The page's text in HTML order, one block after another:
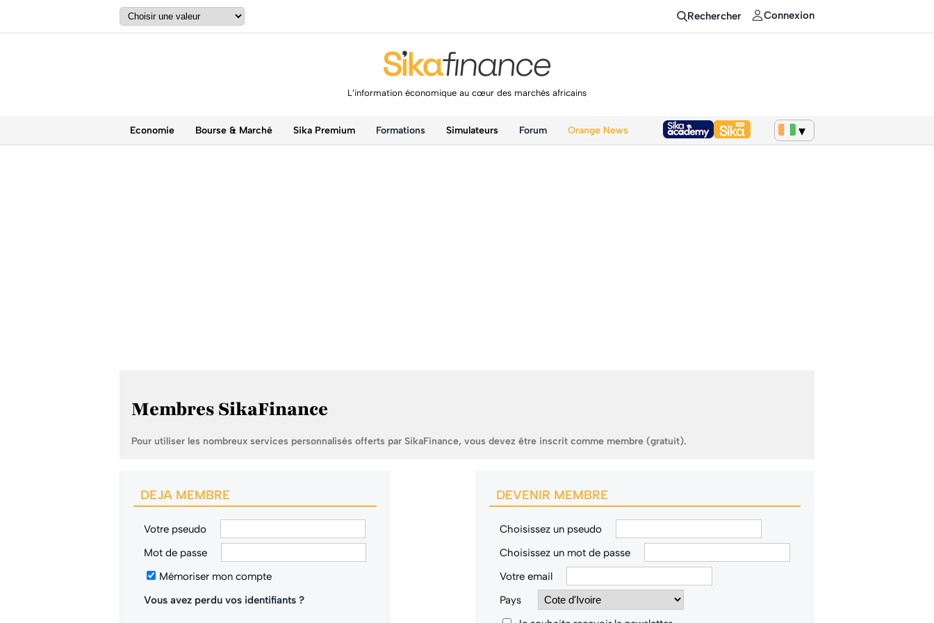
Rechercher Connexion
L’information économique au cœur des marchés africains
Economie Bourse & Marché Sika Premium Formations Simulateurs Forum Orange News
Membres SikaFinance
Pour utiliser les nombreux services personnalisés offerts par SikaFinance, vous devez être inscrit comme membre (gratuit).
DEJA MEMBRE
Votre pseudo
Mot de passe
Mémoriser mon compte
Vous avez perdu vos identifiants ?
DEVENIR MEMBRE
Choisissez un pseudo
Choisissez un mot de passe
Votre email
Pays